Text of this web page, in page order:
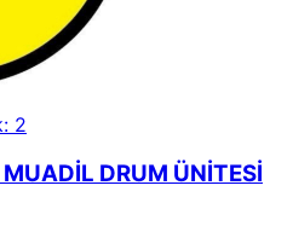
2
DRUM ÜNİTESİ